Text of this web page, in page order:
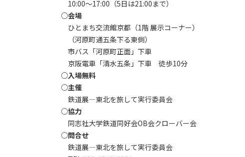
10:00～17:00（5日は21:00まで）
○会場
ひとまち交流館京都（1階 展示コーナー）
（河原町通五条下る東側）
市バス「河原町正面」下車
京阪電車「清水五条」下車 徒歩10分
○入場無料
○主催
鉄道展―東北を旅して実行委員会
○協力
同志社大学鉄道同好会OB会クローバー会
○問合せ
鉄道展―東北を旅して実行委員会